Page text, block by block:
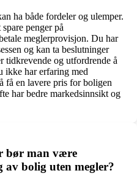
ha både fordeler og ulemper.
penger på
meglerprovisjon. Du har
og kan ta beslutninger
tidkrevende og utfordrende å
ikke har erfaring med
få en lavere pris for boligen
har bedre markedsinnsikt og
bør man være
av bolig uten megler?